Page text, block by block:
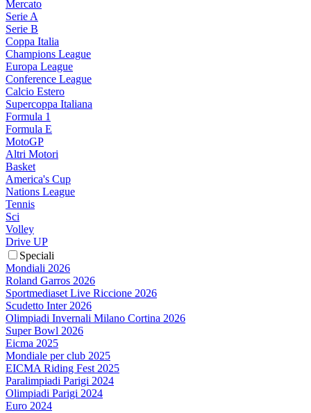
Mercato
Serie A
Serie B
Coppa Italia
Champions League
Europa League
Conference League
Calcio Estero
Supercoppa Italiana
Formula 1
Formula E
MotoGP
Altri Motori
Basket
America's Cup
Nations League
Tennis
Sci
Volley
Drive UP
Speciali
Mondiali 2026
Roland Garros 2026
Sportmediaset Live Riccione 2026
Scudetto Inter 2026
Olimpiadi Invernali Milano Cortina 2026
Super Bowl 2026
Eicma 2025
Mondiale per club 2025
EICMA Riding Fest 2025
Paralimpiadi Parigi 2024
Olimpiadi Parigi 2024
Euro 2024